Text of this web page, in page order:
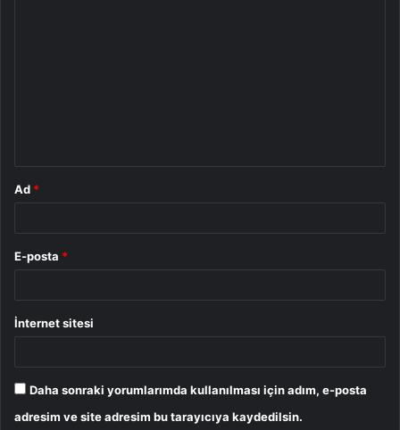
Ad *
E-posta *
İnternet sitesi
Daha sonraki yorumlarımda kullanılması için adım, e-posta
adresim ve site adresim bu tarayıcıya kaydedilsin.